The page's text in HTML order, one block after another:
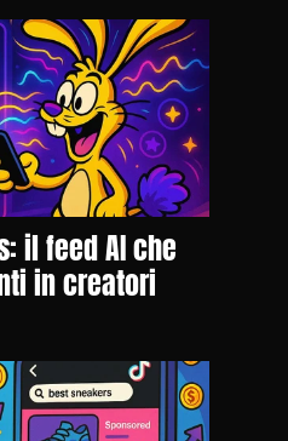
il feed AI che
in creatori